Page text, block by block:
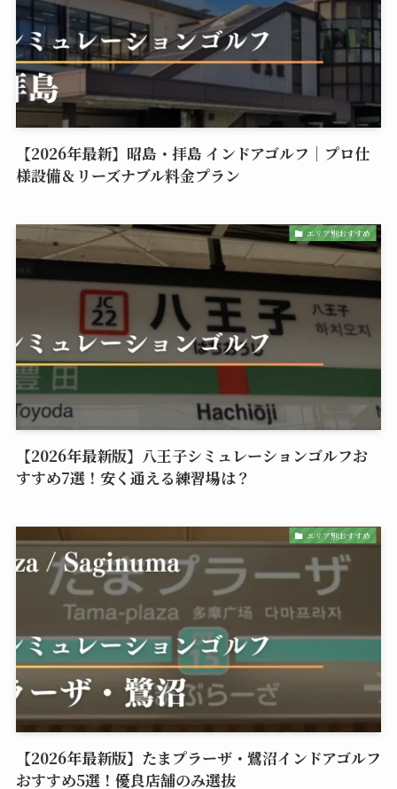
【2026年最新】昭島・拝島 インドアゴルフ｜プロ仕
様設備＆リーズナブル料金プラン
エリア別おすすめ
【2026年最新版】八王子シミュレーションゴルフお
すすめ7選！安く通える練習場は？
エリア別おすすめ
【2026年最新版】たまプラーザ・鷺沼インドアゴルフ
おすすめ5選！優良店舗のみ選抜